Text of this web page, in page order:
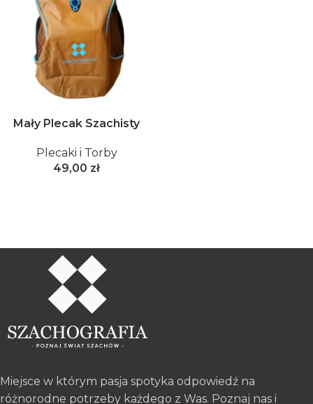
Mały Plecak Szachisty
Plecaki i Torby
49,00 zł
Miejsce w którym pasja spotyka odpowiedź na
różnorodne potrzeby każdego z Was. Poznaj nas i